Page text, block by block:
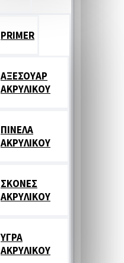
PRIMER
ΑΞΕΣΟΥΑΡ
ΑΚΡΥΛΙΚΟΥ
ΠΙΝΕΛΑ
ΑΚΡΥΛΙΚΟΥ
ΣΚΟΝΕΣ
ΑΚΡΥΛΙΚΟΥ
ΥΓΡΑ
ΑΚΡΥΛΙΚΟΥ